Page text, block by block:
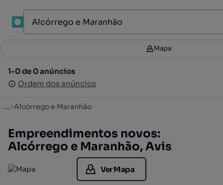
Filtros
1-0 de 0 anúncios
Ordem dos anúncios
Mapa
1-0 de 0 anúncios
Ordem dos anúncios
... Alcórrego e Maranhão
Empreendimentos novos:
Alcórrego e Maranhão, Avis
Ver Mapa